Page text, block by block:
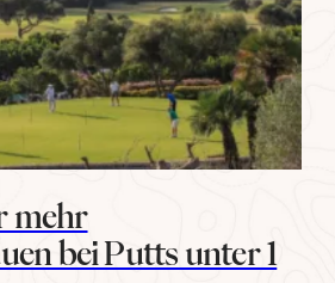
mehr
bei Putts unter 1